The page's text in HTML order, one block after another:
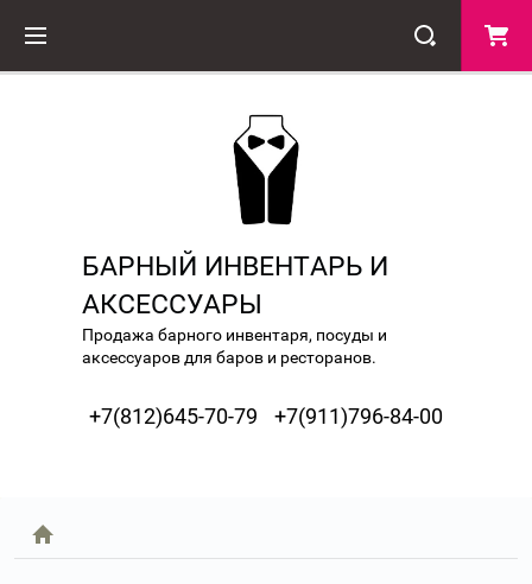
БАРНЫЙ ИНВЕНТАРЬ И
АКСЕССУАРЫ
Продажа барного инвентаря, посуды и
аксессуаров для баров и ресторанов.
+7(812)645-70-79 +7(911)796-84-00